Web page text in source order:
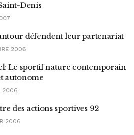
Denis
défendent leur partenariat
2006
Le sportif nature contemporain
autonome
2006
des actions sportives 92
2006